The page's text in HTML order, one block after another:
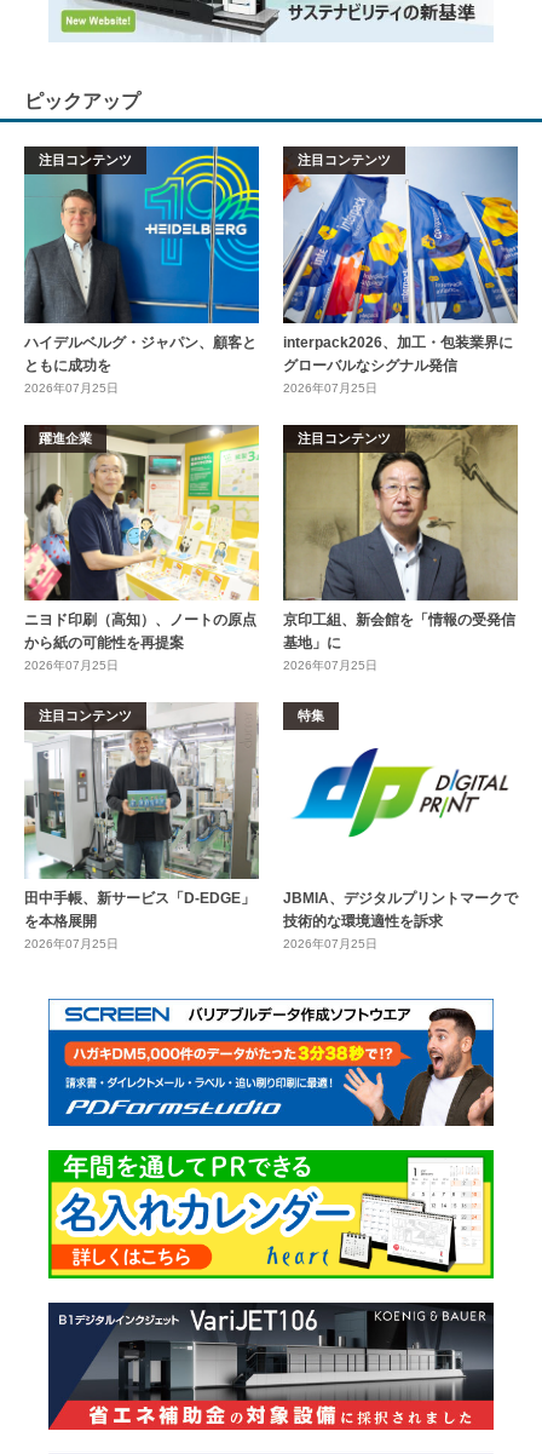
ピックアップ
注目コンテンツ
ハイデルベルグ・ジャパン、顧客と
ともに成功を
2026年07月25日
注目コンテンツ
interpack2026、加工・包装業界に
グローバルなシグナル発信
2026年07月25日
躍進企業
ニヨド印刷（高知）、ノートの原点
から紙の可能性を再提案
2026年07月25日
注目コンテンツ
京印工組、新会館を「情報の受発信
基地」に
2026年07月25日
注目コンテンツ
田中手帳、新サービス「D-EDGE」
を本格展開
2026年07月25日
特集
JBMIA、デジタルプリントマークで
技術的な環境適性を訴求
2026年07月25日